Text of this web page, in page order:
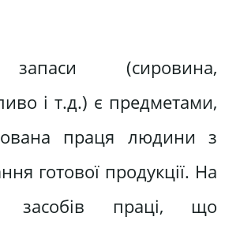
запаси (сировина,
і т.д.) є предметами,
праця людини з
готової продукції. На
засобів праці, що